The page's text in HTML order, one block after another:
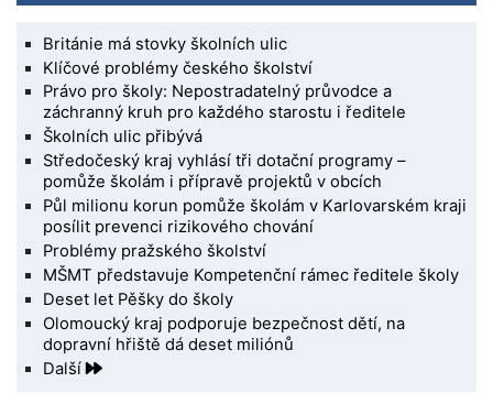
Británie má stovky školních ulic
Klíčové problémy českého školství
Právo pro školy: Nepostradatelný průvodce a
záchranný kruh pro každého starostu i ředitele
Školních ulic přibývá
Středočeský kraj vyhlásí tři dotační programy –
pomůže školám i přípravě projektů v obcích
Půl milionu korun pomůže školám v Karlovarském kraji
posílit prevenci rizikového chování
Problémy pražského školství
MŠMT představuje Kompetenční rámec ředitele školy
Deset let Pěšky do školy
Olomoucký kraj podporuje bezpečnost dětí, na
dopravní hřiště dá deset miliónů
Další